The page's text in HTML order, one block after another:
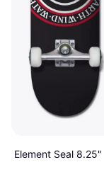
Element Seal 8.25"